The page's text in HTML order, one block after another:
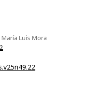
Luis Mora